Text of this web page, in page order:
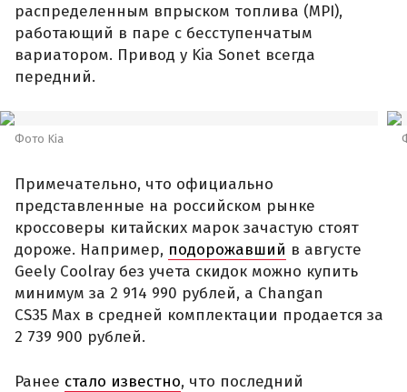
распределенным впрыском топлива (MPI),
работающий в паре с бесступенчатым
вариатором. Привод у Kia Sonet всегда
передний.
Фото Kia
Примечательно, что официально
представленные на российском рынке
кроссоверы китайских марок зачастую стоят
дороже. Например, подорожавший в августе
Geely Coolray без учета скидок можно купить
минимум за 2 914 990 рублей, а Changan
CS35 Max в средней комплектации продается за
2 739 900 рублей.
Ранее стало известно, что последний